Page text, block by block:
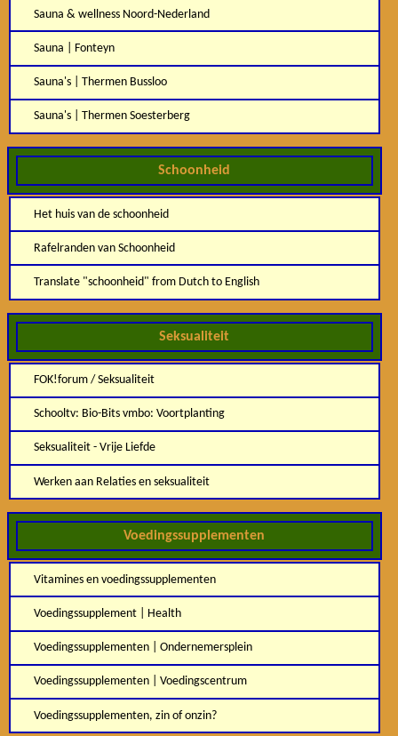
Sauna & wellness Noord-Nederland
Sauna | Fonteyn
Sauna's | Thermen Bussloo
Sauna's | Thermen Soesterberg
Schoonheid
Het huis van de schoonheid
Rafelranden van Schoonheid
Translate "schoonheid" from Dutch to English
Seksualiteit
FOK!forum / Seksualiteit
Schooltv: Bio-Bits vmbo: Voortplanting
Seksualiteit - Vrije Liefde
Werken aan Relaties en seksualiteit
Voedingssupplementen
Vitamines en voedingssupplementen
Voedingssupplement | Health
Voedingssupplementen | Ondernemersplein
Voedingssupplementen | Voedingscentrum
Voedingssupplementen, zin of onzin?